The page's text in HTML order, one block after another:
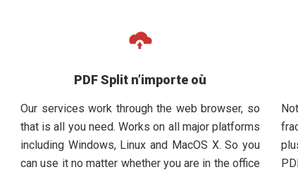
PDF Split n’importe où
Our services work through the web browser, so
that is all you need. Works on all major platforms
including Windows, Linux and MacOS X. So you
can use it no matter whether you are in the office